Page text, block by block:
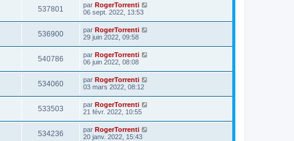
537801 par RogerTorrenti
06 sept. 2022, 13:53
536900 par RogerTorrenti
29 juin 2022, 09:58
540786 par RogerTorrenti
06 juin 2022, 08:08
534060 par RogerTorrenti
03 mars 2022, 08:12
533503 par RogerTorrenti
21 févr. 2022, 10:55
534236 par RogerTorrenti
20 janv. 2022, 15:43